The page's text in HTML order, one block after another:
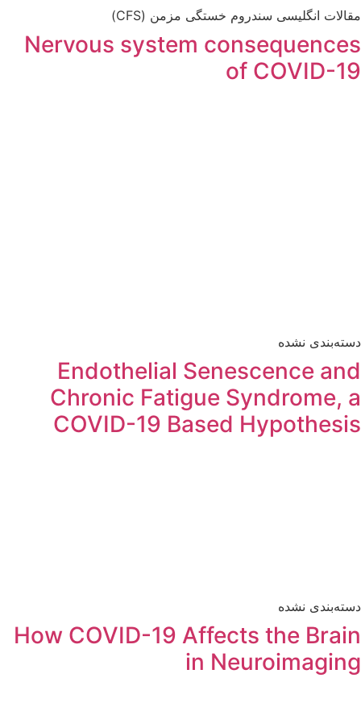
مقالات انگلیسی سندروم خستگی مزمن (CFS)
Nervous system consequences
of COVID-19
دسته‌بندی نشده
Endothelial Senescence and
Chronic Fatigue Syndrome, a
COVID-19 Based Hypothesis
دسته‌بندی نشده
How COVID-19 Affects the Brain
in Neuroimaging